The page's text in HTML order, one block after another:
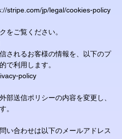
stripe.com/jp/legal/cookies-policy
をご覧ください。
されるお客様の情報を、以下のプ
で利用します。
policy
部送信ポリシーの内容を変更し、
。
い合わせは以下のメールアドレス